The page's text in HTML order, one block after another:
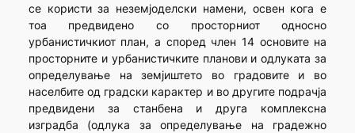
се користи за неземјоделски намени, освен кога е
тоа предвидено со просторниот односно
урбанистичкиот план, а според член 14 основите на
просторните и урбанистичките планови и одлуката за
определување на земјиштето во градовите и во
населбите од градски карактер и во другите подрачја
предвидени за станбена и друга комплексна
изградба (одлука за определување на градежно